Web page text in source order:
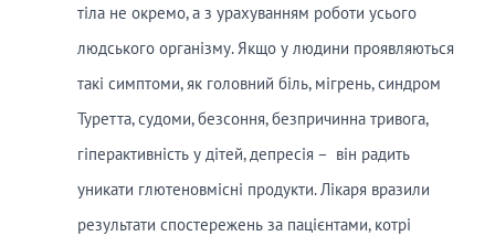
тіла не окремо, а з урахуванням роботи усього
людського організму. Якщо у людини проявляються
такі симптоми, як головний біль, мігрень, синдром
Туретта, судоми, безсоння, безпричинна тривога,
гіперактивність у дітей, депресія – він радить
уникати глютеновмісні продукти. Лікаря вразили
результати спостережень за пацієнтами, котрі